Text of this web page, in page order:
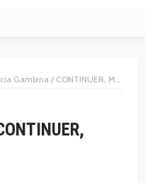
Gambina / CONTINUER, MAIS COMMENT?